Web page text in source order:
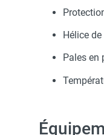
électrique
électrique par
fioul soufflant
et réservoir intégré
fioul soufflant
Hélice
Pales en